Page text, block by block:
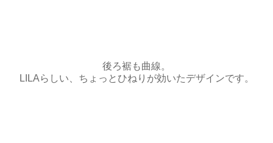
後ろ裾も曲線。
LILAらしい、ちょっとひねりが効いたデザインです。